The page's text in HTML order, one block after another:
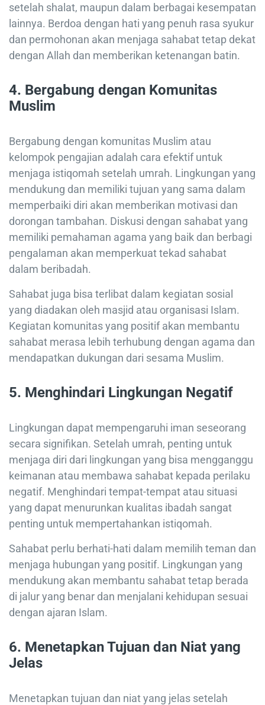
setelah shalat, maupun dalam berbagai kesempatan
lainnya. Berdoa dengan hati yang penuh rasa syukur
dan permohonan akan menjaga sahabat tetap dekat
dengan Allah dan memberikan ketenangan batin.
4. Bergabung dengan Komunitas
Muslim
Bergabung dengan komunitas Muslim atau
kelompok pengajian adalah cara efektif untuk
menjaga istiqomah setelah umrah. Lingkungan yang
mendukung dan memiliki tujuan yang sama dalam
memperbaiki diri akan memberikan motivasi dan
dorongan tambahan. Diskusi dengan sahabat yang
memiliki pemahaman agama yang baik dan berbagi
pengalaman akan memperkuat tekad sahabat
dalam beribadah.
Sahabat juga bisa terlibat dalam kegiatan sosial
yang diadakan oleh masjid atau organisasi Islam.
Kegiatan komunitas yang positif akan membantu
sahabat merasa lebih terhubung dengan agama dan
mendapatkan dukungan dari sesama Muslim.
5. Menghindari Lingkungan Negatif
Lingkungan dapat mempengaruhi iman seseorang
secara signifikan. Setelah umrah, penting untuk
menjaga diri dari lingkungan yang bisa mengganggu
keimanan atau membawa sahabat kepada perilaku
negatif. Menghindari tempat-tempat atau situasi
yang dapat menurunkan kualitas ibadah sangat
penting untuk mempertahankan istiqomah.
Sahabat perlu berhati-hati dalam memilih teman dan
menjaga hubungan yang positif. Lingkungan yang
mendukung akan membantu sahabat tetap berada
di jalur yang benar dan menjalani kehidupan sesuai
dengan ajaran Islam.
6. Menetapkan Tujuan dan Niat yang
Jelas
Menetapkan tujuan dan niat yang jelas setelah